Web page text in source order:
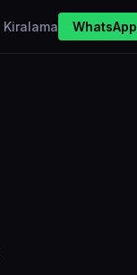
Kiralama WhatsApp